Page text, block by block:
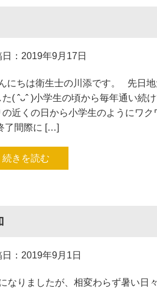
日：2019年9月17日
にちは衛生士の川添です。 先日
た( ˆᴗˆ )小学生の頃から毎年通い続
の近くの日から小学生のようにワク
了間際に […]
続きを読む
日：2019年9月1日
なりましたが、相変わらず暑い日